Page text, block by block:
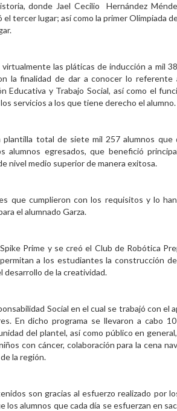
donde Jael Cecilio Hernández
tercer lugar; así como la primer Olimpiada
las pláticas de inducción a mil
la finalidad de dar a conocer lo referente
y Trabajo Social, así como el
servicios a los que tiene derecho el alumno.
total de siete mil 257 alumnos que
alumnos egresados, que benefició
nivel medio superior de manera exitosa.
que cumplieron con los requisitos y lo
el alumnado Garza.
Prime y se creó el Club de Robótica
a los estudiantes la construcción
desarrollo de la creatividad.
Social en el cual se trabajó con el
En dicho programa se llevaron a cabo
del plantel, así como público en
con cáncer, colaboración para la cena
la región.
son gracias al esfuerzo realizado por
alumnos que cada día se esfuerzan en